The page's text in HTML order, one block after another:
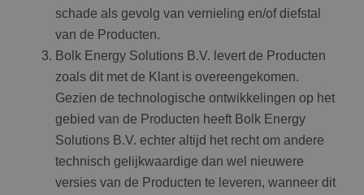
schade als gevolg van vernieling en/of diefstal
van de Producten.
Bolk Energy Solutions B.V. levert de Producten
zoals dit met de Klant is overeengekomen.
Gezien de technologische ontwikkelingen op het
gebied van de Producten heeft Bolk Energy
Solutions B.V. echter altijd het recht om andere
technisch gelijkwaardige dan wel nieuwere
versies van de Producten te leveren, wanneer dit